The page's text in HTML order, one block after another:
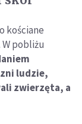
kościane
W pobliżu
ludzie,
zwierzęta, a